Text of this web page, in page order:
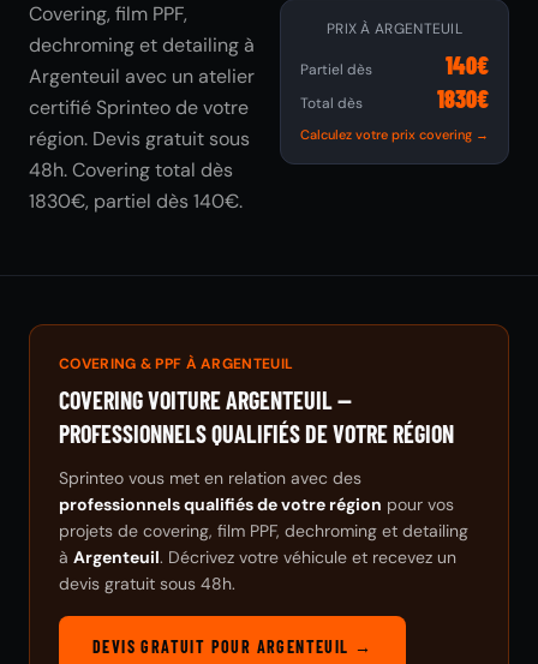
Covering, film PPF,
dechroming et detailing à
Argenteuil avec un atelier
certifié Sprinteo de votre
région. Devis gratuit sous
48h. Covering total dès
1830€, partiel dès 140€.
PRIX À ARGENTEUIL
Partiel dès 140€
Total dès 1830€
Calculez votre prix covering →
COVERING & PPF À ARGENTEUIL
COVERING VOITURE ARGENTEUIL —
PROFESSIONNELS QUALIFIÉS DE VOTRE RÉGION
Sprinteo vous met en relation avec des
professionnels qualifiés de votre région pour vos
projets de covering, film PPF, dechroming et detailing
à Argenteuil. Décrivez votre véhicule et recevez un
devis gratuit sous 48h.
DEVIS GRATUIT POUR ARGENTEUIL →